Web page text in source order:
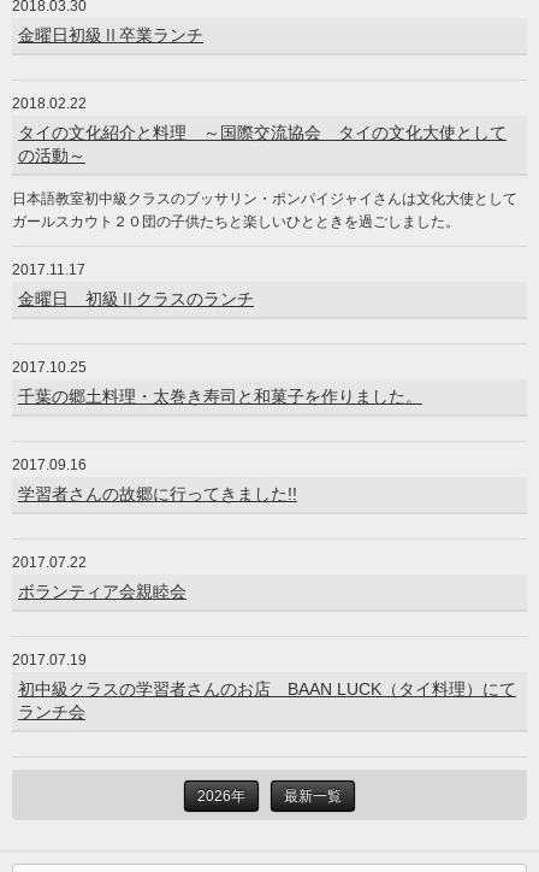
2018.03.30
金曜日初級Ⅱ卒業ランチ
2018.02.22
タイの文化紹介と料理 ～国際交流協会 タイの文化大使として
の活動～
日本語教室初中級クラスのブッサリン・ポンパイジャイさんは文化大使として
ガールスカウト２０団の子供たちと楽しいひとときを過ごしました。
2017.11.17
金曜日 初級Ⅱクラスのランチ
2017.10.25
千葉の郷土料理・太巻き寿司と和菓子を作りました。
2017.09.16
学習者さんの故郷に行ってきました!!
2017.07.22
ボランティア会親睦会
2017.07.19
初中級クラスの学習者さんのお店 BAAN LUCK（タイ料理）にて
ランチ会
2026年 最新一覧